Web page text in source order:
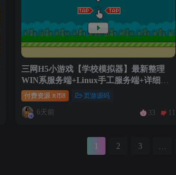
三网H5小游戏【学校模拟器】最新整理
WIN系服务端+Linux手工服务端+详细搭
建教程
付费资源 R币8 页游源码
6天前 33
2 3